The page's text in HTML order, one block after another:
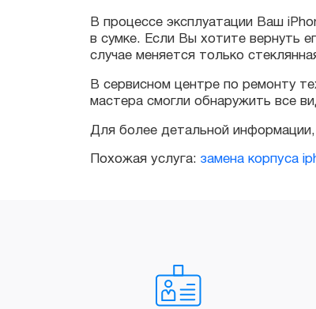
В сервисном центре по ремонту
мастера смогли обнаружить все
Для более детальной информации,
Похожая услуга: замена корпуса